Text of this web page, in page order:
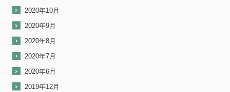
2020年10月
2020年9月
2020年8月
2020年7月
2020年6月
2019年12月